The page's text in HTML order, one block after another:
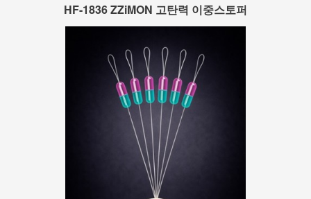
HF-1836 ZZiMON 고탄력 이중스토퍼